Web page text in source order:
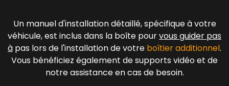
Un manuel d'installation détaillé, spécifique à votre
véhicule, est inclus dans la boîte pourvous guider pas
à pas lors de l'installation de votre boîtier additionnel.
Vous bénéficiez également de supports vidéo et de
notre assistance en cas de besoin.